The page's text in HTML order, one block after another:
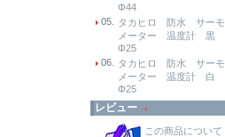
Φ44
05.
タカヒロ 防水 サーモ
メーター 温度計 黒
Φ25
06.
タカヒロ 防水 サーモ
メーター 温度計 白
Φ25
レビュー
この商品について